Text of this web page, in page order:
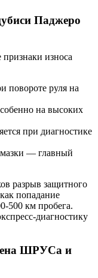
Паджеро
износа
повороте руля на
на высоких
при диагностике
— главный
разрыв защитного
попадание
500 км пробега.
диагностику
ШРУСа и